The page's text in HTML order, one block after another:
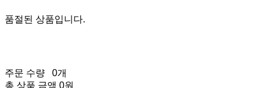
품절된 상품입니다.
주문 수량
0개
총 상품 금액 0원